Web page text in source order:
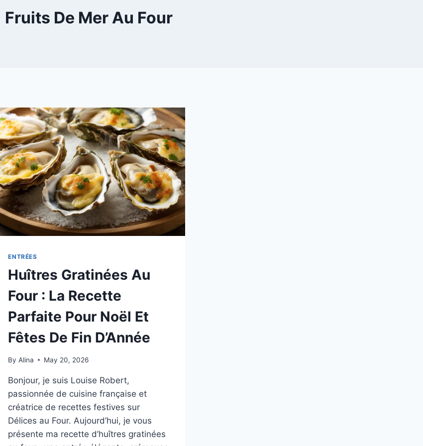
Fruits De Mer Au Four
ENTRÉES
Huîtres Gratinées Au
Four : La Recette
Parfaite Pour Noël Et
Fêtes De Fin D’Année
By Alina May 20, 2026
Bonjour, je suis Louise Robert,
passionnée de cuisine française et
créatrice de recettes festives sur
Délices au Four. Aujourd’hui, je vous
présente ma recette d’huîtres gratinées